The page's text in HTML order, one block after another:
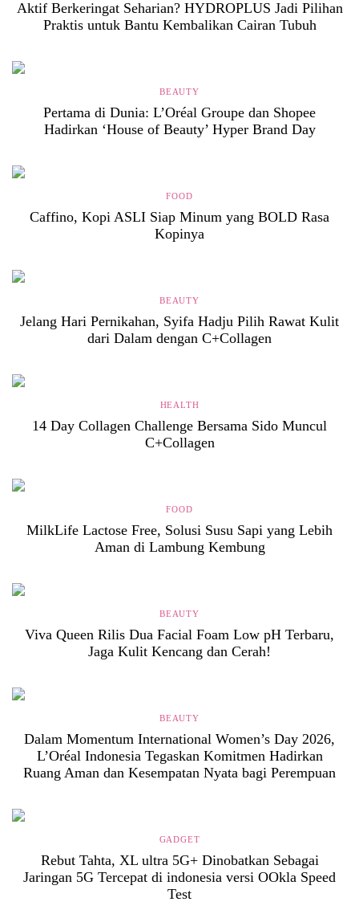
Aktif Berkeringat Seharian? HYDROPLUS Jadi Pilihan
Praktis untuk Bantu Kembalikan Cairan Tubuh
BEAUTY
Pertama di Dunia: L’Oréal Groupe dan Shopee
Hadirkan ‘House of Beauty’ Hyper Brand Day
FOOD
Caffino, Kopi ASLI Siap Minum yang BOLD Rasa
Kopinya
BEAUTY
Jelang Hari Pernikahan, Syifa Hadju Pilih Rawat Kulit
dari Dalam dengan C+Collagen
HEALTH
14 Day Collagen Challenge Bersama Sido Muncul
C+Collagen
FOOD
MilkLife Lactose Free, Solusi Susu Sapi yang Lebih
Aman di Lambung Kembung
BEAUTY
Viva Queen Rilis Dua Facial Foam Low pH Terbaru,
Jaga Kulit Kencang dan Cerah!
BEAUTY
Dalam Momentum International Women’s Day 2026,
L’Oréal Indonesia Tegaskan Komitmen Hadirkan
Ruang Aman dan Kesempatan Nyata bagi Perempuan
GADGET
Rebut Tahta, XL ultra 5G+ Dinobatkan Sebagai
Jaringan 5G Tercepat di indonesia versi OOkla Speed
Test